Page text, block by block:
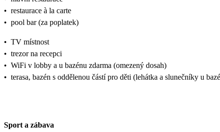
• restaurace à la carte
• pool bar (za poplatek)
• TV místnost
• trezor na recepci
• WiFi v lobby a u bazénu zdarma (omezený dosah)
• terasa, bazén s oddělenou částí pro děti (lehátka a slunečníky u
Sport a zábava